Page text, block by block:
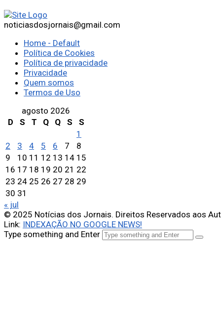
noticiasdosjornais@gmail.com
Home - Default
Política de Cookies
Política de privacidade
Privacidade
Quem somos
Termos de Uso
agosto 2026
D
S T Q Q S
S
1
2
3 4 5 6 7
8
9
10 11 12 13 14 15
16 17 18 19 20 21 22
23 24 25 26 27 28 29
30 31
« jul
© 2025 Notícias dos Jornais. Direitos Reservados aos
Link: INDEXAÇÃO NO GOOGLE NEWS!
Type something and Enter